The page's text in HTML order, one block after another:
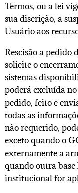
Termos, ou a lei
sua discrição, a
Usuário aos
Rescisão a pedido
solicite o
sistemas
poderá excluída
pedido, feito e
todas as
não requerido,
exceto quando o
externamente a
quando outra
institucional for